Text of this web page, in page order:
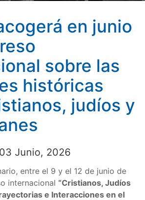
históricas entre cristianos, judíos
y musulmanes
en junio
sobre las
históricas
judíos y
Junio, 2026
entre el 9 y el 12 de junio de
internacional “Cristianos, Judíos
e Interacciones en el